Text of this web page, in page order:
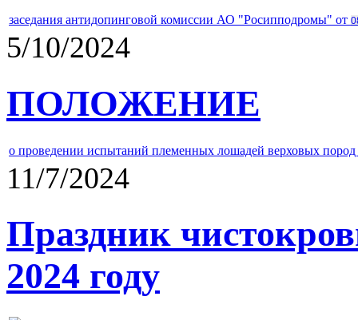
заседания антидопинговой комиссии АО "Росипподромы" от
5/10/2024
ПОЛОЖЕНИЕ
о проведении испытаний племенных лошадей верховых
11/7/2024
Праздник
2024 году